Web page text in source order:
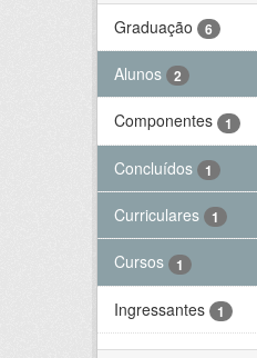
Graduação
6
Alunos 2
Componentes 1
Concluídos 1
Curriculares 1
Cursos 1
Ingressantes 1